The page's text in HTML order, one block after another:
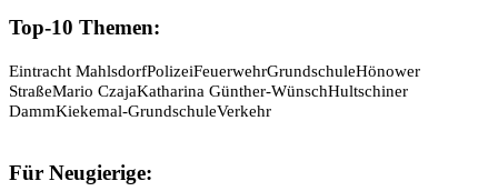
Top-10 Themen:
Eintracht MahlsdorfPolizeiFeuerwehrGrundschuleHönower
StraßeMario CzajaKatharina Günther-WünschHultschiner
DammKiekemal-GrundschuleVerkehr
Für Neugierige: